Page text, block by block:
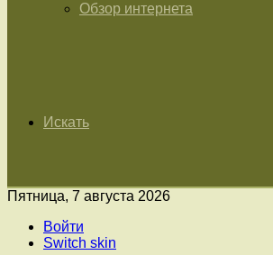
Обзор интернета
Искать
Пятница, 7 августа 2026
Войти
Switch skin